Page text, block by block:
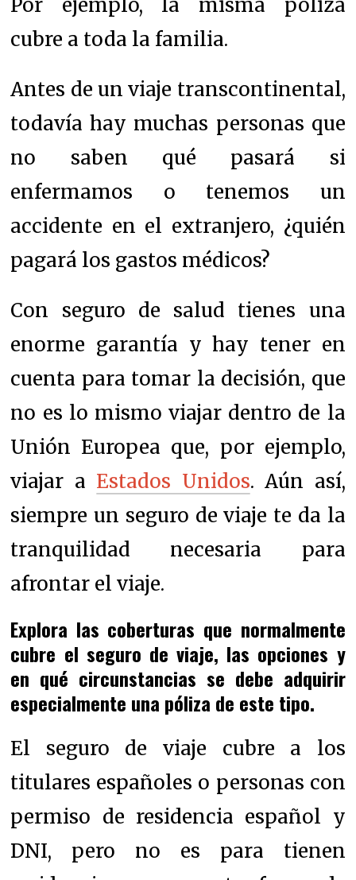
Por ejemplo, la misma póliza
cubre a toda la familia.
Antes de un viaje transcontinental,
todavía hay muchas personas que
no saben qué pasará si
enfermamos o tenemos un
accidente en el extranjero, ¿quién
pagará los gastos médicos?
Con seguro de salud tienes una
enorme garantía y hay tener en
cuenta para tomar la decisión, que
no es lo mismo viajar dentro de la
Unión Europea que, por ejemplo,
viajar a Estados Unidos. Aún así,
siempre un seguro de viaje te da la
tranquilidad necesaria para
afrontar el viaje.
Explora las coberturas que normalmente
cubre el seguro de viaje, las opciones y
en qué circunstancias se debe adquirir
especialmente una póliza de este tipo.
El seguro de viaje cubre a los
titulares españoles o personas con
permiso de residencia español y
DNI, pero no es para tienen